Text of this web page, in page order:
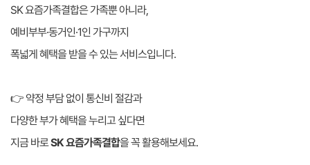
SK 요즘가족결합은 가족뿐 아니라,
예비부부·동거인·1인 가구까지
폭넓게 혜택을 받을 수 있는 서비스입니다.
👉 약정 부담 없이 통신비 절감과
다양한 부가 혜택을 누리고 싶다면
지금 바로SK 요즘가족결합을 꼭 활용해보세요.